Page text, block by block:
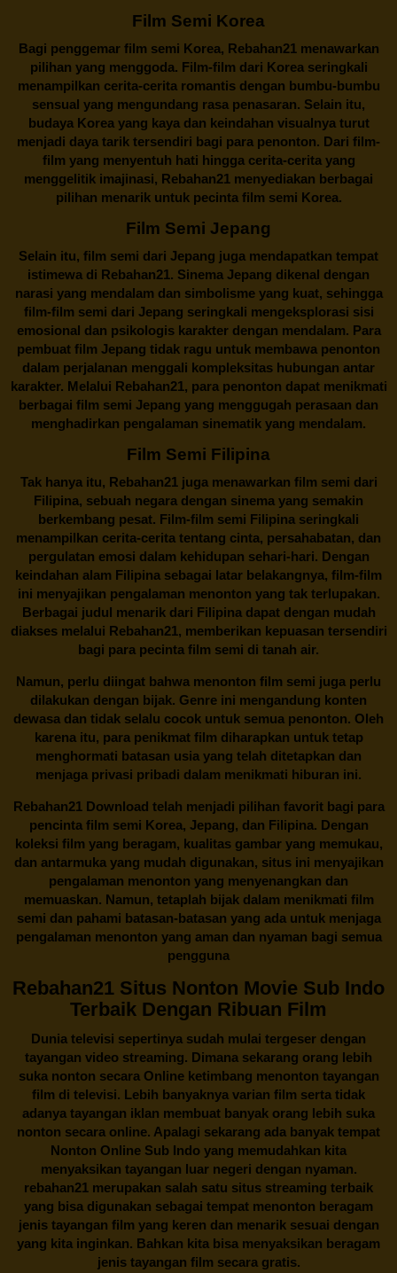
Film Semi Korea
Bagi penggemar film semi Korea, Rebahan21menawarkan
pilihan yang menggoda. Film-film dari Korea seringkali
menampilkan cerita-cerita romantis dengan bumbu-bumbu
sensual yang mengundang rasa penasaran. Selain itu,
budaya Korea yang kaya dan keindahan visualnya turut
menjadi daya tarik tersendiri bagi para penonton. Dari film-
film yang menyentuh hati hingga cerita-cerita yang
menggelitik imajinasi, Rebahan21 menyediakan berbagai
pilihan menarik untuk pecinta film semi Korea.
Film Semi Jepang
Selain itu, film semi dari Jepang juga mendapatkan tempat
istimewa di Rebahan21. Sinema Jepang dikenal dengan
narasi yang mendalam dan simbolisme yang kuat, sehingga
film-film semi dari Jepang seringkali mengeksplorasi sisi
emosional dan psikologis karakter dengan mendalam. Para
pembuat film Jepang tidak ragu untuk membawa penonton
dalam perjalanan menggali kompleksitas hubungan antar
karakter. Melalui Rebahan21, para penonton dapat menikmati
berbagai film semi Jepang yang menggugah perasaan dan
menghadirkan pengalaman sinematik yang mendalam.
Film Semi Filipina
Tak hanya itu, Rebahan21juga menawarkan film semi dari
Filipina, sebuah negara dengan sinema yang semakin
berkembang pesat. Film-film semi Filipina seringkali
menampilkan cerita-cerita tentang cinta, persahabatan, dan
pergulatan emosi dalam kehidupan sehari-hari. Dengan
keindahan alam Filipina sebagai latar belakangnya, film-film
ini menyajikan pengalaman menonton yang tak terlupakan.
Berbagai judul menarik dari Filipina dapat dengan mudah
diakses melalui Rebahan21, memberikan kepuasan tersendiri
bagi para pecinta film semi di tanah air.
Namun, perlu diingat bahwa menonton film semi juga perlu
dilakukan dengan bijak. Genre ini mengandung konten
dewasa dan tidak selalu cocok untuk semua penonton. Oleh
karena itu, para penikmat film diharapkan untuk tetap
menghormati batasan usia yang telah ditetapkan dan
menjaga privasi pribadi dalam menikmati hiburan ini.
Rebahan21Download telah menjadi pilihan favorit bagi para
pencinta film semi Korea, Jepang, dan Filipina. Dengan
koleksi film yang beragam, kualitas gambar yang memukau,
dan antarmuka yang mudah digunakan, situs ini menyajikan
pengalaman menonton yang menyenangkan dan
memuaskan. Namun, tetaplah bijak dalam menikmati film
semi dan pahami batasan-batasan yang ada untuk menjaga
pengalaman menonton yang aman dan nyaman bagi semua
pengguna
Rebahan21 Situs Nonton Movie Sub Indo
Terbaik Dengan Ribuan Film
Dunia televisi sepertinya sudah mulai tergeser dengan
tayangan video streaming. Dimana sekarang orang lebih
suka nonton secara Online ketimbang menonton tayangan
film di televisi. Lebih banyaknya varian film serta tidak
adanya tayangan iklan membuat banyak orang lebih suka
nonton secara online. Apalagi sekarang ada banyak tempat
Nonton Online Sub Indo yang memudahkan kita
menyaksikan tayangan luar negeri dengan nyaman.
rebahan21 merupakan salah satu situs streaming terbaik
yang bisa digunakan sebagai tempat menonton beragam
jenis tayangan film yang keren dan menarik sesuai dengan
yang kita inginkan. Bahkan kita bisa menyaksikan beragam
jenis tayangan film secara gratis.